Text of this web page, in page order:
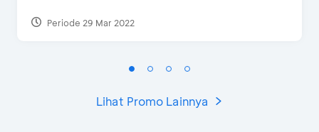
Periode 29 Mar 2022
Lihat Promo Lainnya